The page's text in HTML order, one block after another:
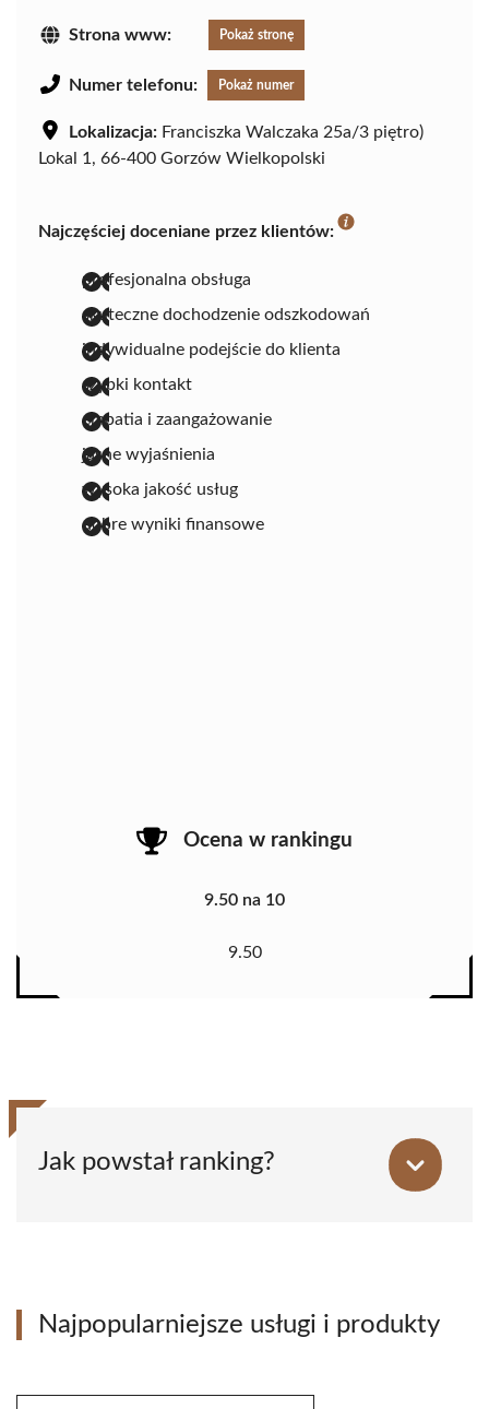
Strona www: Pokaż stronę
Numer telefonu: Pokaż numer
Lokalizacja: Franciszka Walczaka 25a/3 piętro)
Lokal 1, 66-400 Gorzów Wielkopolski
Najczęściej doceniane przez klientów:
profesjonalna obsługa
skuteczne dochodzenie odszkodowań
indywidualne podejście do klienta
szybki kontakt
empatia i zaangażowanie
jasne wyjaśnienia
wysoka jakość usług
dobre wyniki finansowe
Ocena w rankingu
9.50 na 10
9.50
Jak powstał ranking?
Najpopularniejsze usługi i produkty